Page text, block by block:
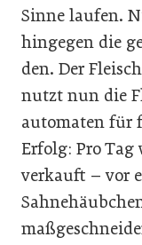
Sinne laufen.
hingegen die
den. Der
nutzt nun die
automaten für
Erfolg: Pro Tag
verkauft – vor